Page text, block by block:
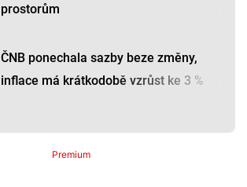
prostorům
ČNB ponechala sazby beze změny,
inflace má krátkodobě vzrůst ke 3 %
Premium